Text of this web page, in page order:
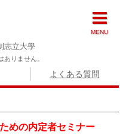
志立大學
りません。
よくある質問
めの内定者セミナー
MENU